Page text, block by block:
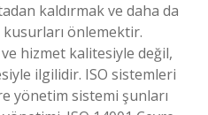
kaldırmak ve daha da
kusurları önlemektir.
hizmet kalitesiyle değil,
ilgilidir. ISO sistemleri
yönetim sistemi şunları